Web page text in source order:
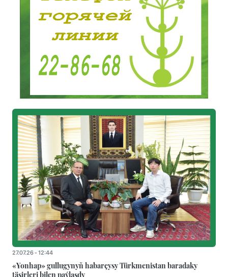
27.07.26 - 12:44
«Yonhap» gullugynyň habarçysy Türkmenistan baradaky
täsirleri bilen paýlaşdy